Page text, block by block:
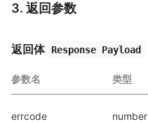
3. 返回参数
返回体 Response Payload
参数名 类型
errcode number